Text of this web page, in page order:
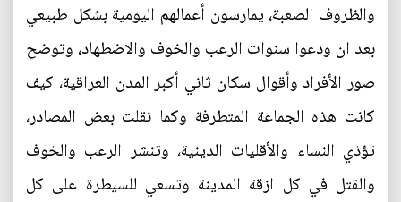
والظروف الصعبة، يمارسون أعمالهم اليومية بشكل طبيعي
بعد ان ودعوا سنوات الرعب والخوف والاضطهاد، وتوضح
صور الأفراد وأقوال سكان ثاني أكبر المدن العراقية، كيف
كانت هذه الجماعة المتطرفة وكما نقلت بعض المصادر،
تؤذي النساء والأقليات الدينية، وتنشر الرعب والخوف
والقتل في كل ازقة المدينة وتسعي للسيطرة على كل